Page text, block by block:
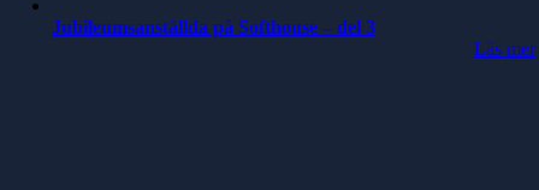
Jubileumsanställda på Softhouse – del 3
Läs mer